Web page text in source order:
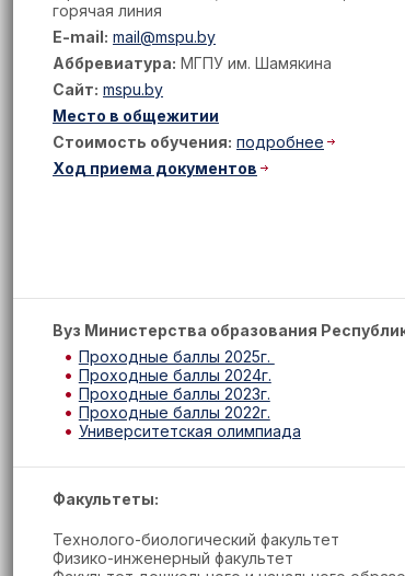
горячая линия
E-mail: mail@mspu.by
Аббревиатура: МГПУ им. Шамякина
Сайт: mspu.by
Место в общежитии
Стоимость обучения: подробнее
Ход приема документов
Вуз Министерства образования
Проходные баллы 2025г.
Проходные баллы 2024г.
Проходные баллы 2023г.
Проходные баллы 2022г.
Университетская олимпиада
Факультеты:
Технолого-биологический факультет
Физико-инженерный факультет